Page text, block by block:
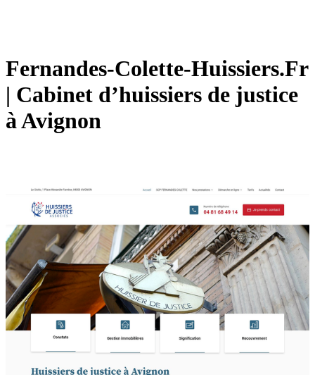
Fernandes-Colette-Huissiers.Fr
| Cabinet d’huissiers de justice
à Avignon